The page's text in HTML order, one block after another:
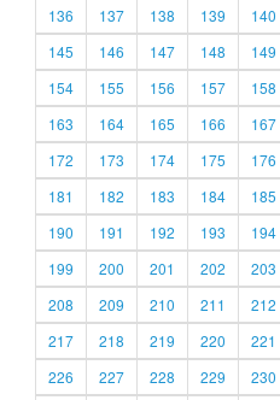
136
137 138 139 140
145
146 147 148 149
154
155 156 157 158
163
164 165 166 167
172
173 174 175 176
181
182 183 184 185
190
191 192 193 194
199
200 201 202 203
208
209 210 211 212
217
218 219 220 221
226
227 228 229 230